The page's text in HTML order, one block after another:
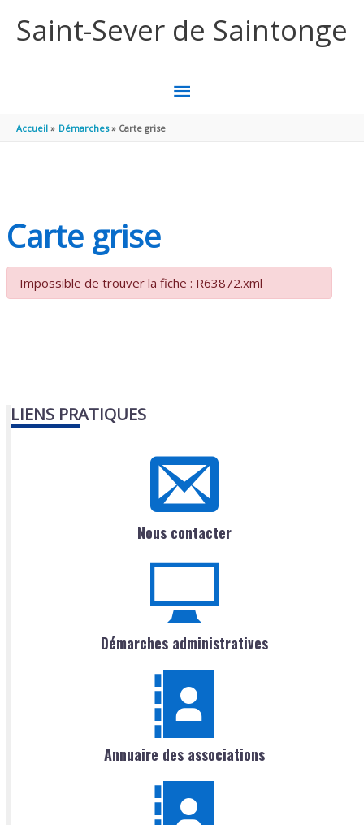
Saint-Sever de Saintonge
MENU
Accueil Démarches Carte grise
Carte grise
Impossible de trouver la fiche : R63872.xml
LIENS PRATIQUES
Nous contacter
Démarches administratives
Annuaire des associations